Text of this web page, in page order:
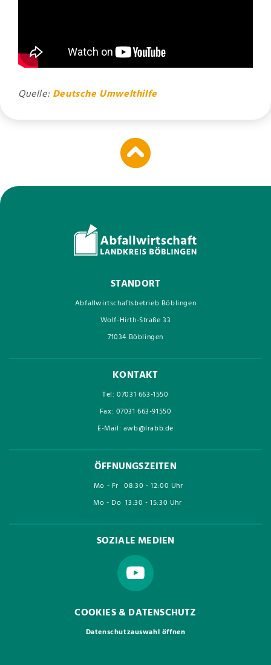
Quelle:Deutsche Umwelthilfe
STANDORT
Abfallwirtschaftsbetrieb Böblingen
Wolf-Hirth-Straße 33
71034 Böblingen
KONTAKT
Tel: 07031 663-1550
Fax: 07031 663-91550
E-Mail: awb@lrabb.de
ÖFFNUNGSZEITEN
Mo - Fr 08:30 - 12:00 Uhr
Mo - Do 13:30 - 15:30 Uhr
SOZIALE MEDIEN
COOKIES & DATENSCHUTZ
Datenschutzauswahl öffnen